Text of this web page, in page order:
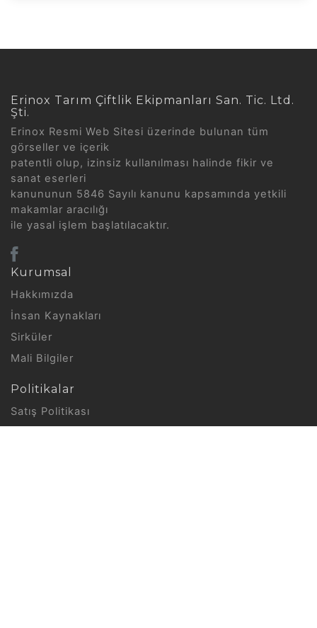
Erinox Tarım Çiftlik Ekipmanları San. Tic. Ltd.
Şti.
Erinox Resmi Web Sitesi üzerinde bulunan tüm
görseller ve içerik
patentli olup, izinsiz kullanılması halinde fikir ve
sanat eserleri
kanununun 5846 Sayılı kanunu kapsamında yetkili
makamlar aracılığı
ile yasal işlem başlatılacaktır.
Kurumsal
Hakkımızda
İnsan Kaynakları
Sirküler
Mali Bilgiler
Politikalar
Satış Politikası